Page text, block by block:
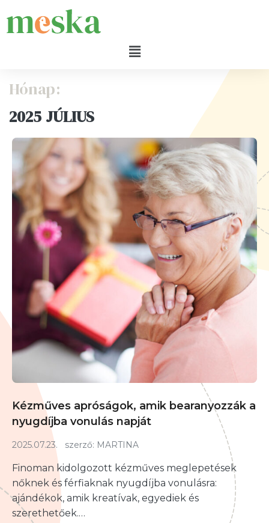
Hónap:
2025 JÚLIUS
Kézműves apróságok, amik bearanyozzák a
nyugdíjba vonulás napját
2025.07.23. szerző: MARTINA
Finoman kidolgozott kézműves meglepetések
nőknek és férfiaknak nyugdíjba vonulásra:
ajándékok, amik kreatívak, egyediek és
szerethetőek.…